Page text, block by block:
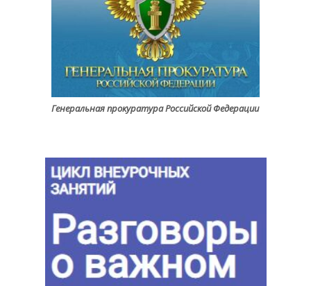
Генеральная прокуратура Российской Федерации